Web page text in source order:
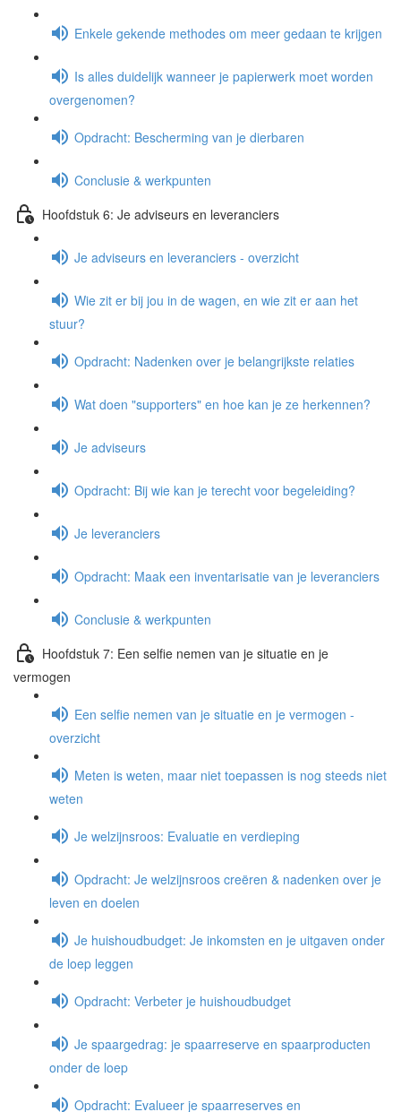
Enkele gekende methodes om meer gedaan te krijgen
Is alles duidelijk wanneer je papierwerk moet worden
overgenomen?
Opdracht: Bescherming van je dierbaren
Conclusie & werkpunten
Hoofdstuk 6: Je adviseurs en leveranciers
Je adviseurs en leveranciers - overzicht
Wie zit er bij jou in de wagen, en wie zit er aan het
stuur?
Opdracht: Nadenken over je belangrijkste relaties
Wat doen "supporters" en hoe kan je ze herkennen?
Je adviseurs
Opdracht: Bij wie kan je terecht voor begeleiding?
Je leveranciers
Opdracht: Maak een inventarisatie van je leveranciers
Conclusie & werkpunten
Hoofdstuk 7: Een selfie nemen van je situatie en je
vermogen
Een selfie nemen van je situatie en je vermogen -
overzicht
Meten is weten, maar niet toepassen is nog steeds niet
weten
Je welzijnsroos: Evaluatie en verdieping
Opdracht: Je welzijnsroos creëren & nadenken over je
leven en doelen
Je huishoudbudget: Je inkomsten en je uitgaven onder
de loep leggen
Opdracht: Verbeter je huishoudbudget
Je spaargedrag: je spaarreserve en spaarproducten
onder de loep
Opdracht: Evalueer je spaarreserves en